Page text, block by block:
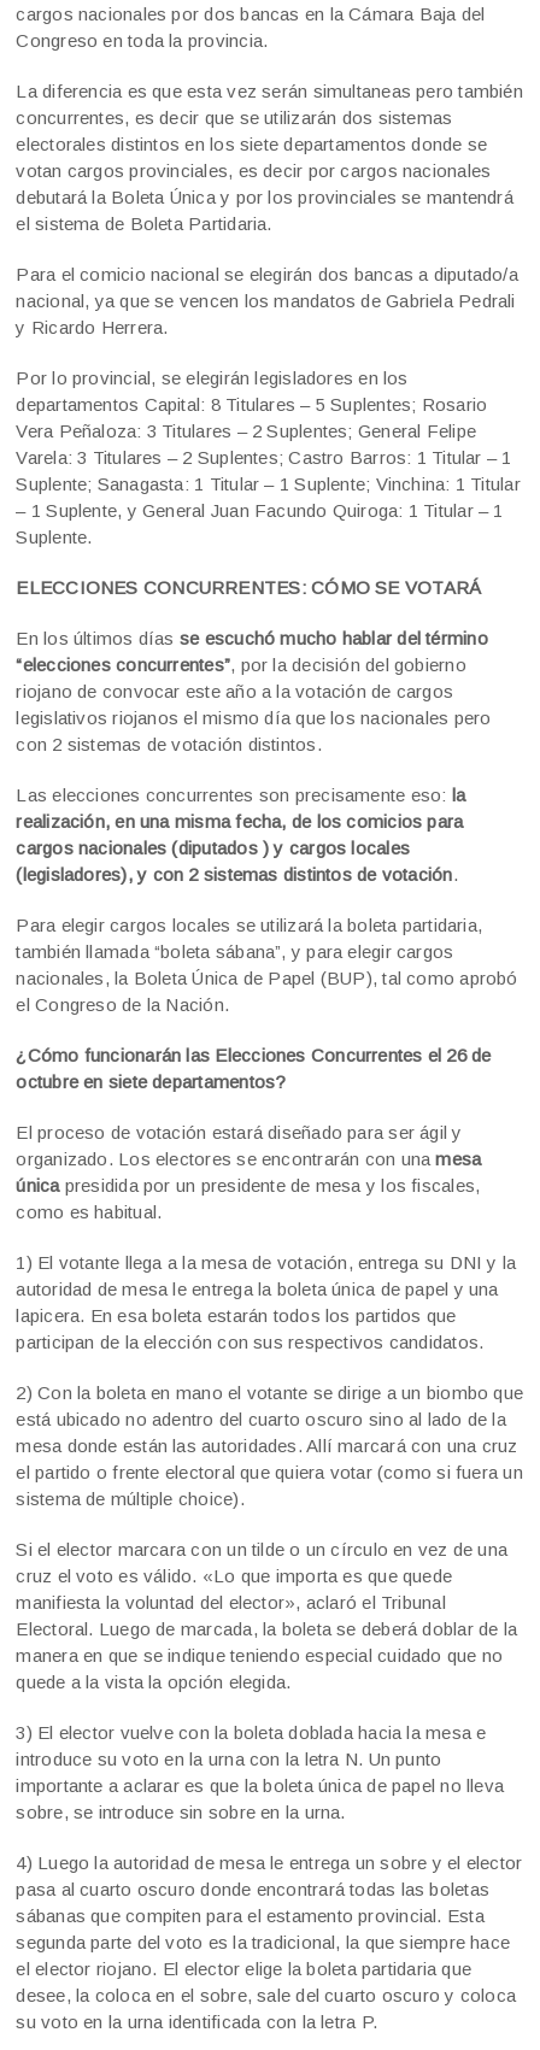
cargos nacionales por dos bancas en la Cámara Baja del
Congreso en toda la provincia.
La diferencia es que esta vez serán simultaneas pero también
concurrentes, es decir que se utilizarán dos sistemas
electorales distintos en los siete departamentos donde se
votan cargos provinciales, es decir por cargos nacionales
debutará la Boleta Única y por los provinciales se mantendrá
el sistema de Boleta Partidaria.
Para el comicio nacional se elegirán dos bancas a diputado/a
nacional, ya que se vencen los mandatos de Gabriela Pedrali
y Ricardo Herrera.
Por lo provincial, se elegirán legisladores en los
departamentos Capital: 8 Titulares – 5 Suplentes; Rosario
Vera Peñaloza: 3 Titulares – 2 Suplentes; General Felipe
Varela: 3 Titulares – 2 Suplentes; Castro Barros: 1 Titular – 1
Suplente; Sanagasta: 1 Titular – 1 Suplente; Vinchina: 1 Titular
– 1 Suplente, y General Juan Facundo Quiroga: 1 Titular – 1
Suplente.
ELECCIONES CONCURRENTES: CÓMO SE VOTARÁ
En los últimos días se escuchó mucho hablar del término
“elecciones concurrentes”, por la decisión del gobierno
riojano de convocar este año a la votación de cargos
legislativos riojanos el mismo día que los nacionales pero
con 2 sistemas de votación distintos.
Las elecciones concurrentes son precisamente eso: la
realización, en una misma fecha, de los comicios para
cargos nacionales (diputados ) y cargos locales
(legisladores), y con 2 sistemas distintos de votación.
Para elegir cargos locales se utilizará la boleta partidaria,
también llamada “boleta sábana”, y para elegir cargos
nacionales, la Boleta Única de Papel (BUP), tal como aprobó
el Congreso de la Nación.
¿Cómo funcionarán las Elecciones Concurrentes el 26 de
octubre en siete departamentos?
El proceso de votación estará diseñado para ser ágil y
organizado. Los electores se encontrarán con unamesa
únicapresidida por un presidente de mesa y los fiscales,
como es habitual.
1) El votante llega a la mesa de votación, entrega su DNI y la
autoridad de mesa le entrega la boleta única de papel y una
lapicera. En esa boleta estarán todos los partidos que
participan de la elección con sus respectivos candidatos.
2) Con la boleta en mano el votante se dirige a un biombo que
está ubicado no adentro del cuarto oscuro sino al lado de la
mesa donde están las autoridades. Allí marcará con una cruz
el partido o frente electoral que quiera votar (como si fuera un
sistema de múltiple choice).
Si el elector marcara con un tilde o un círculo en vez de una
cruz el voto es válido. «Lo que importa es que quede
manifiesta la voluntad del elector», aclaró el Tribunal
Electoral. Luego de marcada, la boleta se deberá doblar de la
manera en que se indique teniendo especial cuidado que no
quede a la vista la opción elegida.
3) El elector vuelve con la boleta doblada hacia la mesa e
introduce su voto en la urna con la letra N. Un punto
importante a aclarar es que la boleta única de papel no lleva
sobre, se introduce sin sobre en la urna.
4) Luego la autoridad de mesa le entrega un sobre y el elector
pasa al cuarto oscuro donde encontrará todas las boletas
sábanas que compiten para el estamento provincial. Esta
segunda parte del voto es la tradicional, la que siempre hace
el elector riojano. El elector elige la boleta partidaria que
desee, la coloca en el sobre, sale del cuarto oscuro y coloca
su voto en la urna identificada con la letra P.